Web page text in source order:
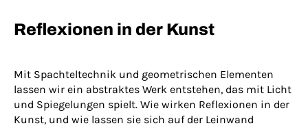
Reflexionen in der Kunst
Mit Spachteltechnik und geometrischen Elementen
lassen wir ein abstraktes Werk entstehen, das mit Licht
und Spiegelungen spielt. Wie wirken Reflexionen in der
Kunst, und wie lassen sie sich auf der Leinwand